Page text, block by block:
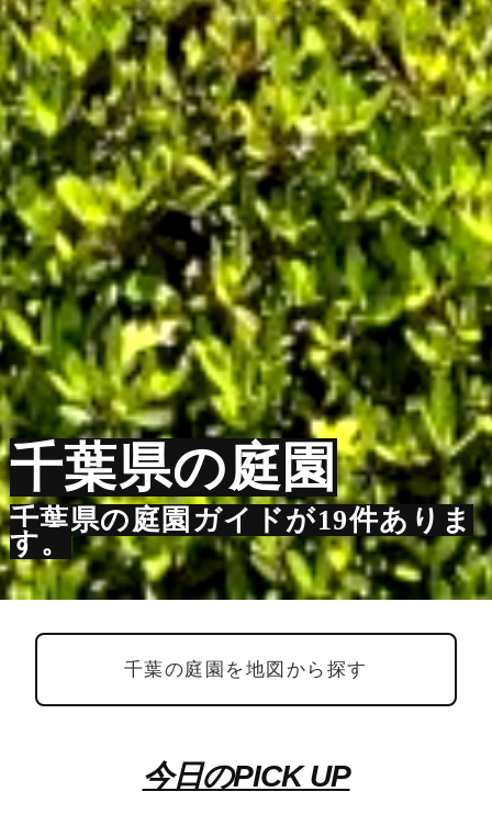
千葉県の庭園
千葉県の庭園ガイドが19件ありま
す。
千葉の庭園を地図から探す
今日のPICK UP